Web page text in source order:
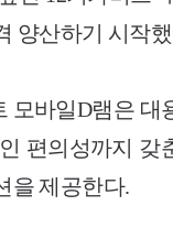
양산하기 시작
모바일D램은
편의성까지 갖
을 제공한다.